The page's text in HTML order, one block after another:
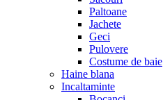
Paltoane
Jachete
Geci
Pulovere
Costume de baie
Haine blana
Incaltaminte